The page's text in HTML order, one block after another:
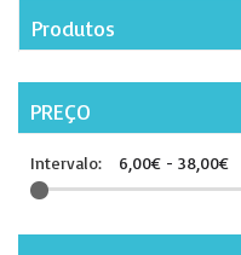
Produtos
PREÇO
Intervalo: 6,00€ - 38,00€